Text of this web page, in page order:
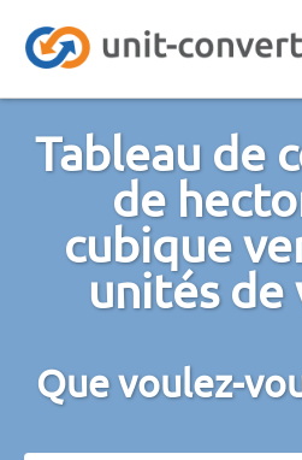
Tableau de
de
cubique
unités de
Que voulez-